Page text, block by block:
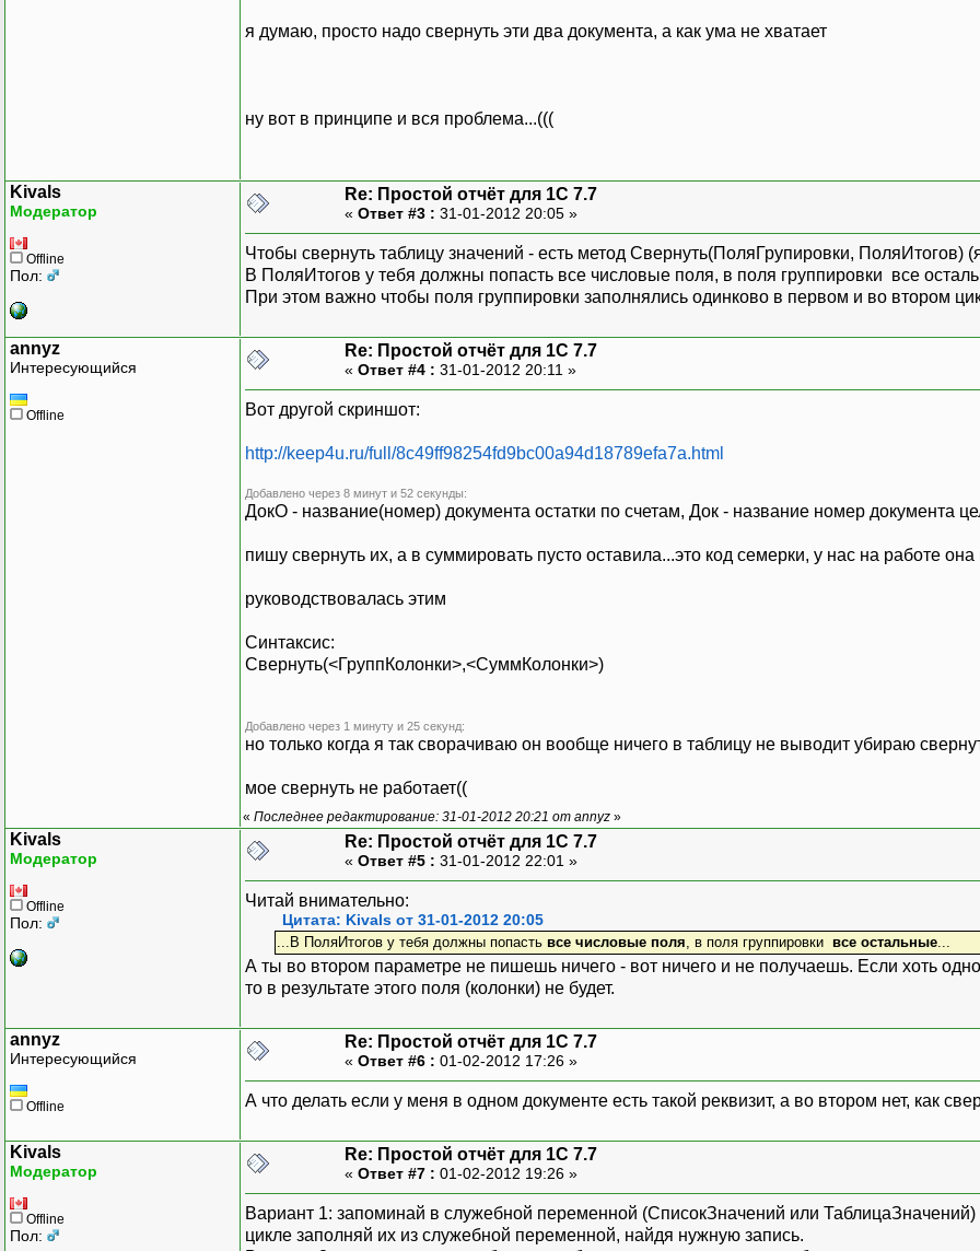
я думаю, просто надо свернуть эти два документа, а как ума не хватает
ну вот в принципе и вся проблема...(((
Kivals
Модератор
Offline
Пол:
Re: Простой отчёт для 1С 7.7
« Ответ #3 : 31-01-2012 20:05 »
Чтобы свернуть таблицу значений - есть метод Свернуть(ПоляГрупировки, ПоляИтогов)
В ПоляИтогов у тебя должны попасть все числовые поля, в поля группировки все
При этом важно чтобы поля группировки заполнялись одинково в первом и во втором
annyz
Интересующийся
Offline
Re: Простой отчёт для 1С 7.7
« Ответ #4 : 31-01-2012 20:11 »
Вот другой скриншот:
http://keep4u.ru/full/8c49ff98254fd9bc00a94d18789efa7a.html
Добавлено через 8 минут и 52 секунды:
ДокО - название(номер) документа остатки по счетам, Док - название номер документа
пишу свернуть их, а в суммировать пусто оставила...это код семерки, у нас на работе она
руководствовалась этим
Синтаксис:
Свернуть(<ГруппКолонки>,<СуммКолонки>)
Добавлено через 1 минуту и 25 секунд:
но только когда я так сворачиваю он вообще ничего в таблицу не выводит убираю
мое свернуть не работает((
« Последнее редактирование: 31-01-2012 20:21 от annyz »
Kivals
Модератор
Offline
Пол:
Re: Простой отчёт для 1С 7.7
« Ответ #5 : 31-01-2012 22:01 »
Читай внимательно:
Цитата: Kivals от 31-01-2012 20:05
...В ПоляИтогов у тебя должны попасть все числовые поля , в поля группировки все остальные...
А ты во втором параметре не пишешь ничего - вот ничего и не получаешь. Если хоть
то в результате этого поля (колонки) не будет.
annyz
Интересующийся
Offline
Re: Простой отчёт для 1С 7.7
« Ответ #6 : 01-02-2012 17:26 »
А что делать если у меня в одном документе есть такой реквизит, а во втором нет, как
Kivals
Модератор
Offline
Пол:
Re: Простой отчёт для 1С 7.7
« Ответ #7 : 01-02-2012 19:26 »
Вариант 1: запоминай в служебной переменной (СписокЗначений или
цикле заполняй их из служебной переменной, найдя нужную запись.